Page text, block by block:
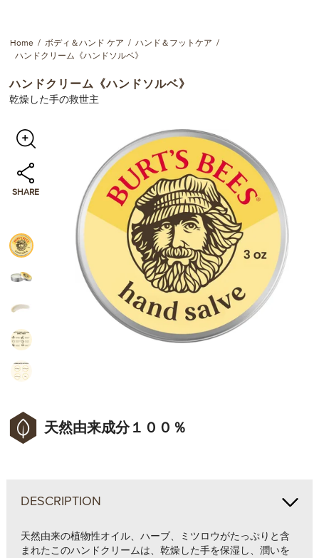
Home ボディ＆ハンド ケア
ハンド＆フットケア
ハンドクリーム《ハンドソルベ》
ハンドクリーム《ハンドソルベ》
乾燥した手の救世主
天然由来成分１００％
DESCRIPTION
天然由来の植物性オイル、ハーブ、ミツロウがたっぷりと含
まれたこのハンドクリームは、乾燥した手を保湿し、潤いを